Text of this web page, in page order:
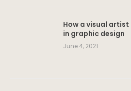
How a visual
in graphic design
June 4, 2021